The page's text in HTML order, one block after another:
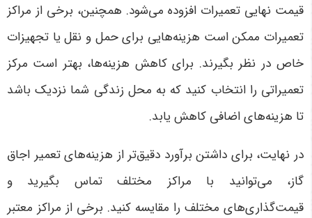
قیمت نهایی تعمیرات افزوده می‌شود. همچنین، برخی از مراکز
تعمیرات ممکن است هزینه‌هایی برای حمل و نقل یا تجهیزات
خاص در نظر بگیرند. برای کاهش هزینه‌ها، بهتر است مرکز
تعمیراتی را انتخاب کنید که به محل زندگی شما نزدیک باشد
تا هزینه‌های اضافی کاهش یابد.
در نهایت، برای داشتن برآورد دقیق‌تر از هزینه‌های تعمیر اجاق
گاز، می‌توانید با مراکز مختلف تماس بگیرید و
قیمت‌گذاری‌های مختلف را مقایسه کنید. برخی از مراکز معتبر